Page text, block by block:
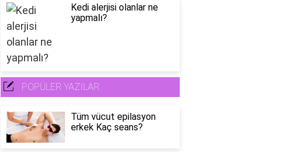
Kedi alerjisi olanlar ne
yapmalı?
POPÜLER YAZILAR
Tüm vücut epilasyon
erkek Kaç seans?